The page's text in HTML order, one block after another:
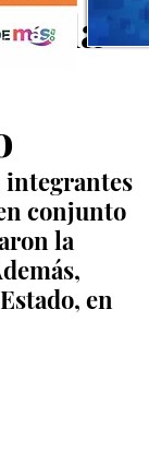
la
integrantes
conjunto
la
en